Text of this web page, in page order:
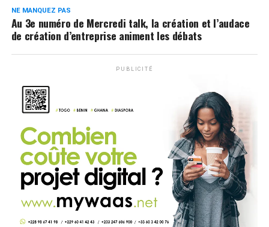
NE MANQUEZ PAS
Au 3e numéro de Mercredi talk, la création et l’audace
de création d’entreprise animent les débats
PUBLICITÉ